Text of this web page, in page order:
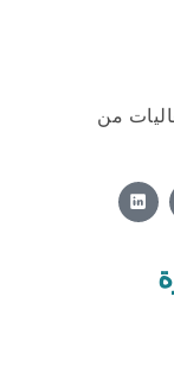
من